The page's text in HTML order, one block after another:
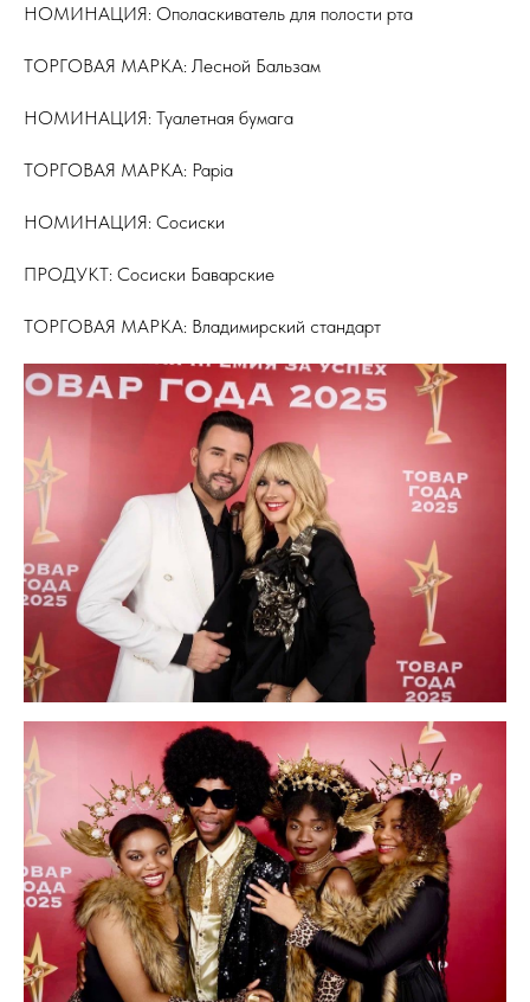
НОМИНАЦИЯ: Ополаскиватель для полости рта
ТОРГОВАЯ МАРКА: Лесной Бальзам
НОМИНАЦИЯ: Туалетная бумага
ТОРГОВАЯ МАРКА: Papia
НОМИНАЦИЯ: Сосиски
ПРОДУКТ: Сосиски Баварские
ТОРГОВАЯ МАРКА: Владимирский стандарт